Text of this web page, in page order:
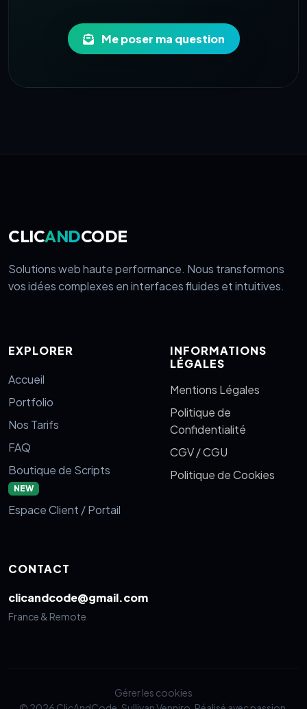
Me poser ma question
CLICANDCODE
Solutions web haute performance. Nous transformons
vos idées complexes en interfaces fluides et intuitives.
EXPLORER
Accueil
Portfolio
Nos Tarifs
FAQ
Boutique de Scripts
NEW
Espace Client / Portail
INFORMATIONS
LÉGALES
Mentions Légales
Politique de
Confidentialité
CGV / CGU
Politique de Cookies
CONTACT
clicandcode@gmail.com
France & Remote
Gérer les cookies